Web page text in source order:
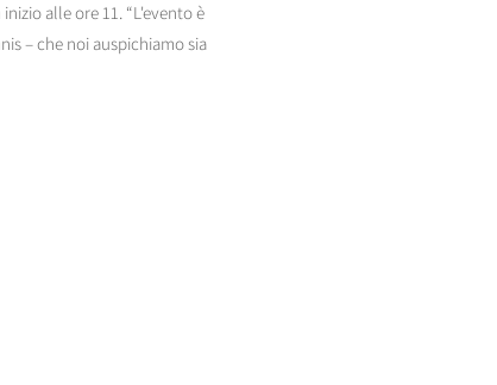
alle ore 11. “L'evento è
– che noi auspichiamo sia